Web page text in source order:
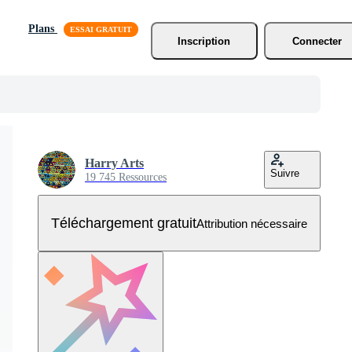
Plans
Inscription
Connecter
Harry Arts
19 745 Ressources Suivre
Téléchargement gratuitAttribution nécessaire